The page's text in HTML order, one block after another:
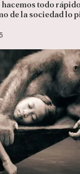
todo
de la sociedad lo